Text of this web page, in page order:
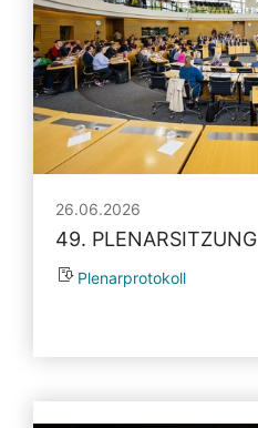
26.06.2026
49. PLENARSITZUNG
Plenarprotokoll